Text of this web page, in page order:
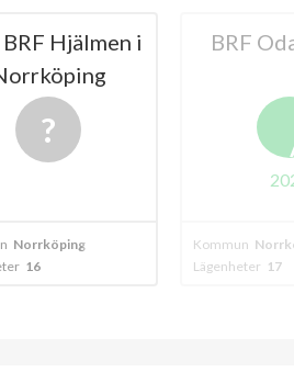
Odaltorget
A
Norrköping
17
BRF
Kommun
Lägenheter 11